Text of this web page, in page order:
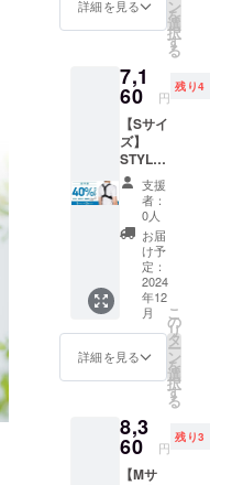
格
5,980円
込）
→【5,0
80円】
（税
込・送
料込）
[サ
イズ] S
サイ
ズ ア
ンダー
バス
ト：62
～67cm
詳細を見る ン
を
選
択
す
る
7,1
60 円
残り4
【Sサイ
ズ】
STYLE
ARTIST
SMART
LIGHT×
2個セッ
ト【超
早割
40％OF
F】 一
般販売
予定価
格
11,960
円（税
→【7,1
60円】
（税
込・送
支援
者：
0人
お届
け予
定：
2024
年12
月
詳細を見る
こ
の
リ
タ
ー
ン
を
選
択
す
る
8,3
60 円
残り3
【Mサ